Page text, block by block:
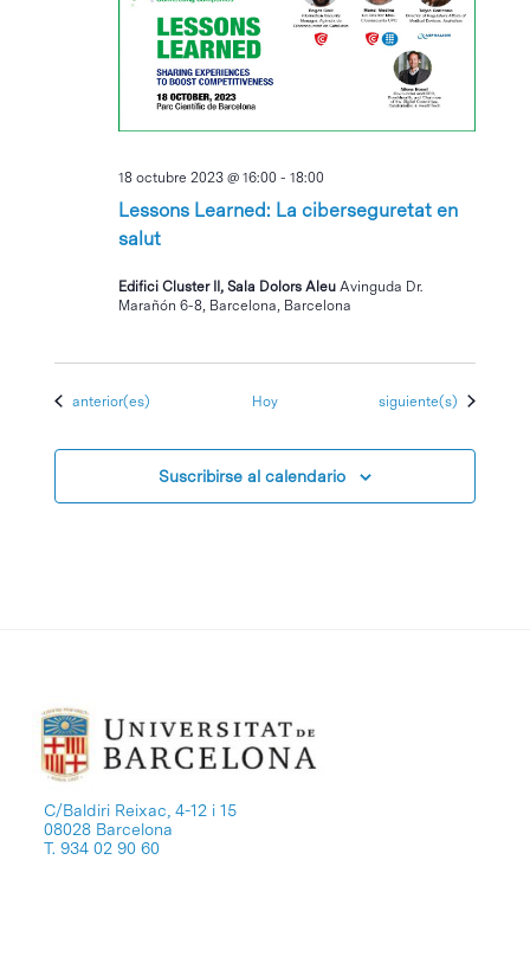
Lessons Learned: La ciberseguretat en
salut
18 octubre 2023 @ 16:00 -18:00
Edifici Cluster II, Sala Dolors Aleu Avinguda Dr.
Marañón 6-8, Barcelona, Barcelona
Eventos
anterior(es) Hoy Eventos
siguiente(s)
Suscribirse al calendario
C/Baldiri Reixac, 4-12 i 15
08028 Barcelona
T. 934 02 90 60